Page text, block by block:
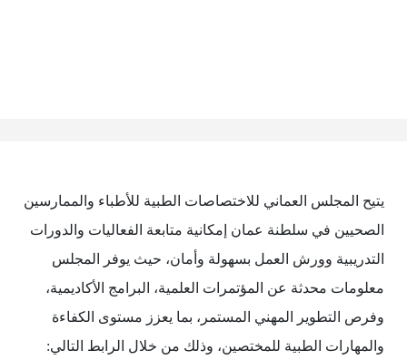
يتيح المجلس العماني للاختصاصات الطبية للأطباء والممارسين
الصحيين في سلطنة عمان إمكانية متابعة الفعاليات والدورات
التدريبية وورش العمل بسهولة وأمان، حيث يوفر المجلس
معلومات محدثة عن المؤتمرات العلمية، البرامج الأكاديمية،
وفرص التطوير المهني المستمر، بما يعزز مستوى الكفاءة
والمهارات الطبية للمختصين، وذلك من خلال الرابط التالي: